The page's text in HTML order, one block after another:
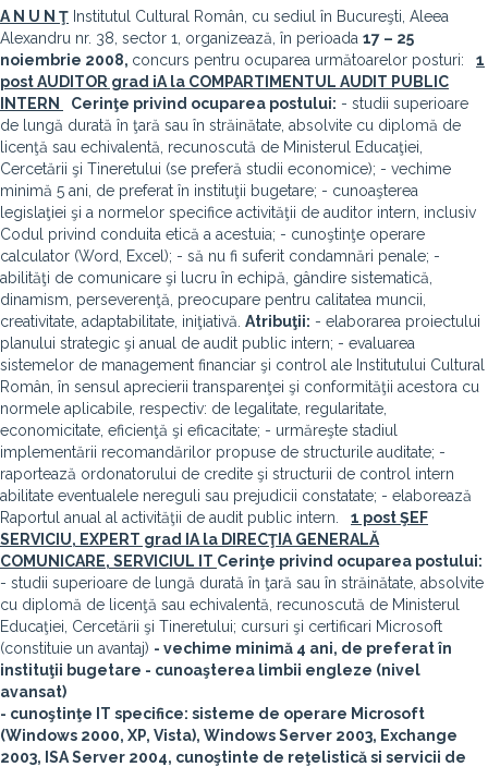
A N U N Ţ Institutul Cultural Român, cu sediul în Bucureşti, Aleea
Alexandru nr. 38, sector 1, organizează, în perioada 17 – 25
noiembrie 2008, concurs pentru ocuparea următoarelor posturi:
1
post AUDITOR grad iA la COMPARTIMENTUL AUDIT PUBLIC
INTERN
Cerinţe privind ocuparea postului: - studii superioare
de lungă durată în ţară sau în străinătate, absolvite cu diplomă de
licenţă sau echivalentă, recunoscută de Ministerul Educaţiei,
Cercetării şi Tineretului (se preferă studii economice); - vechime
minimă 5 ani, de preferat în instituţii bugetare; - cunoaşterea
legislaţiei şi a normelor specifice activităţii de auditor intern, inclusiv
Codul privind conduita etică a acestuia; - cunoştinţe operare
calculator (Word, Excel); - să nu fi suferit condamnări penale; -
abilităţi de comunicare şi lucru în echipă, gândire sistematică,
dinamism, perseverenţă, preocupare pentru calitatea muncii,
creativitate, adaptabilitate, iniţiativă. Atribuţii: - elaborarea proiectului
planului strategic şi anual de audit public intern; - evaluarea
sistemelor de management financiar şi control ale Institutului Cultural
Român, în sensul aprecierii transparenţei şi conformităţii acestora cu
normele aplicabile, respectiv: de legalitate, regularitate,
economicitate, eficienţă şi eficacitate; - urmăreşte stadiul
implementării recomandărilor propuse de structurile auditate; -
raportează ordonatorului de credite şi structurii de control intern
abilitate eventualele nereguli sau prejudicii constatate; - elaborează
Raportul anual al activităţii de audit public intern.
1 post ŞEF
SERVICIU, EXPERT grad IA la DIRECŢIA GENERALĂ
COMUNICARE, SERVICIUL IT Cerinţe privind ocuparea postului:
- studii superioare de lungă durată în ţară sau în străinătate, absolvite
cu diplomă de licenţă sau echivalentă, recunoscută de Ministerul
Educaţiei, Cercetării şi Tineretului; cursuri şi certificari Microsoft
(constituie un avantaj) - vechime minimă 4 ani, de preferat în
instituţii bugetare - cunoaşterea limbii engleze (nivel
avansat)
- cunoştinţe IT specifice: sisteme de operare Microsoft
(Windows 2000, XP, Vista), Windows Server 2003, Exchange
2003, ISA Server 2004, cunoştinte de reţelistică si servicii de